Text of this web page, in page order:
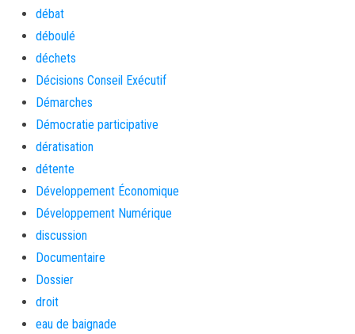
débat
déboulé
déchets
Décisions Conseil Exécutif
Démarches
Démocratie participative
dératisation
détente
Développement Économique
Développement Numérique
discussion
Documentaire
Dossier
droit
eau de baignade